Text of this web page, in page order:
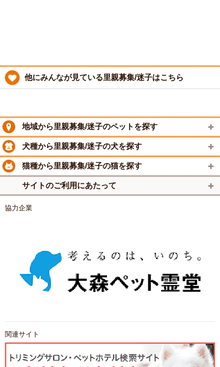
他にみんなが見ている里親募集/迷子はこちら
地域から里親募集/迷子のペットを探す
犬種から里親募集/迷子の犬を探す
猫種から里親募集/迷子の猫を探す
サイトのご利用にあたって
協力企業
関連サイト